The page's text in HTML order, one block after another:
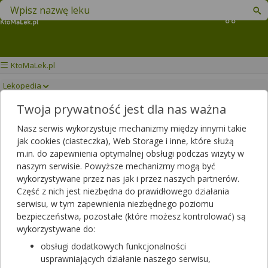
Koszyk
Znajdź lek w swojej okolicy
KtoMaLek.pl
Lekopedia
LEVOFREE Drukuj/Zapisz
Twoja prywatność jest dla nas ważna
Nasz serwis wykorzystuje mechanizmy między innymi takie
jak cookies (ciasteczka), Web Storage i inne, które służą
m.in. do zapewnienia optymalnej obsługi podczas wizyty w
naszym serwisie. Powyższe mechanizmy mogą być
wykorzystywane przez nas jak i przez naszych partnerów.
Część z nich jest niezbędna do prawidłowego działania
serwisu, w tym zapewnienia niezbędnego poziomu
bezpieczeństwa, pozostałe (które możesz kontrolować) są
wykorzystywane do:
obsługi dodatkowych funkcjonalności
usprawniających działanie naszego serwisu,